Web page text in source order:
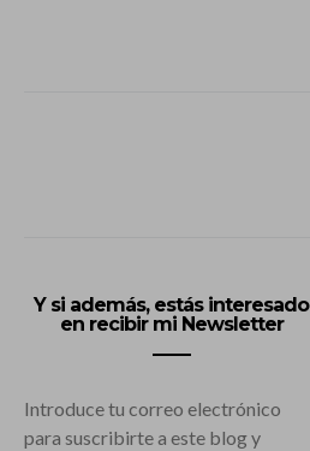
Y si además, estás interesado
en recibir mi Newsletter
Introduce tu correo electrónico
para suscribirte a este blog y